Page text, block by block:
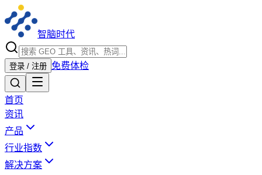
智脑时代
登录 / 注册 免费体检
首页
资讯
产品
行业指数
解决方案